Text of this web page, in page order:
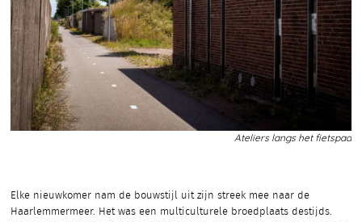
Ateliers langs het fietspad
Elke nieuwkomer nam de bouwstijl uit zijn streek mee naar de
Haarlemmermeer. Het was een multiculturele broedplaats destijds.